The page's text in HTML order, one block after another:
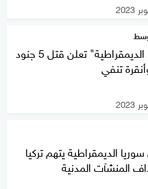
"سوريا الديمقراطية" تعلن قتل 5 جنود
تنفي
الديمقراطية يتهم تركيا
المنشآت المدنية